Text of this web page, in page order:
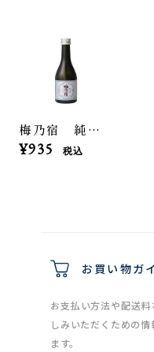
梅乃宿 純米 300ml
¥935 税込
お買い物ガ
お支払い方法や配送
しみいただくための
ます。